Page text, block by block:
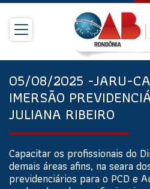
05/08/2025 -JARU-
IMERSÃO
JULIANA RIBEIRO
Capacitar os profissionais do
demais áreas afins, na seara
previdenciários para o PCD e